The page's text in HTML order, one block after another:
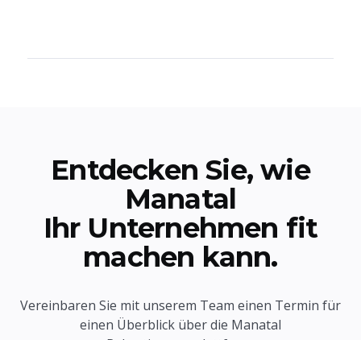
Entdecken Sie, wie
Manatal
Ihr Unternehmen fit
machen kann.
Vereinbaren Sie mit unserem Team einen Termin für
einen Überblick über die Manatal